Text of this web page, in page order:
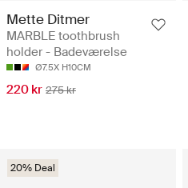
Mette Ditmer
MARBLE toothbrush
holder - Badeværelse
Ø7.5X H10CM
220 kr 275 kr
20% Deal